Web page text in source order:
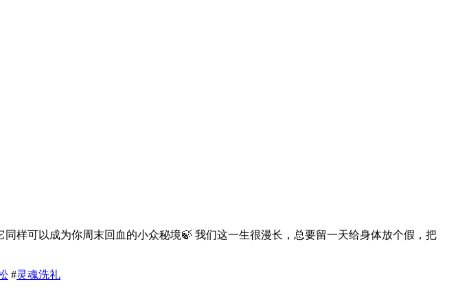
样可以成为你周末回血的小众秘境🍃 我们这一生很漫长，总要留一天给身体放个假，把
#灵魂洗礼